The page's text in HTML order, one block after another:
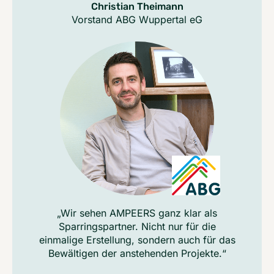
Christian Theimann
Vorstand ABG Wuppertal eG
„Wir sehen AMPEERS ganz klar als
Sparringspartner. Nicht nur für die
einmalige Erstellung, sondern auch für das
Bewältigen der anstehenden Projekte.“